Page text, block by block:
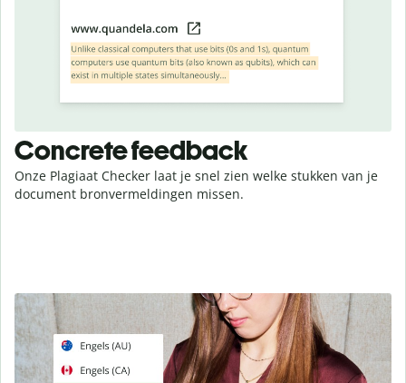
Concrete feedback
Onze Plagiaat Checker laat je snel zien welke stukken van je
document bronvermeldingen missen.